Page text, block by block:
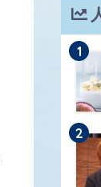
1
2